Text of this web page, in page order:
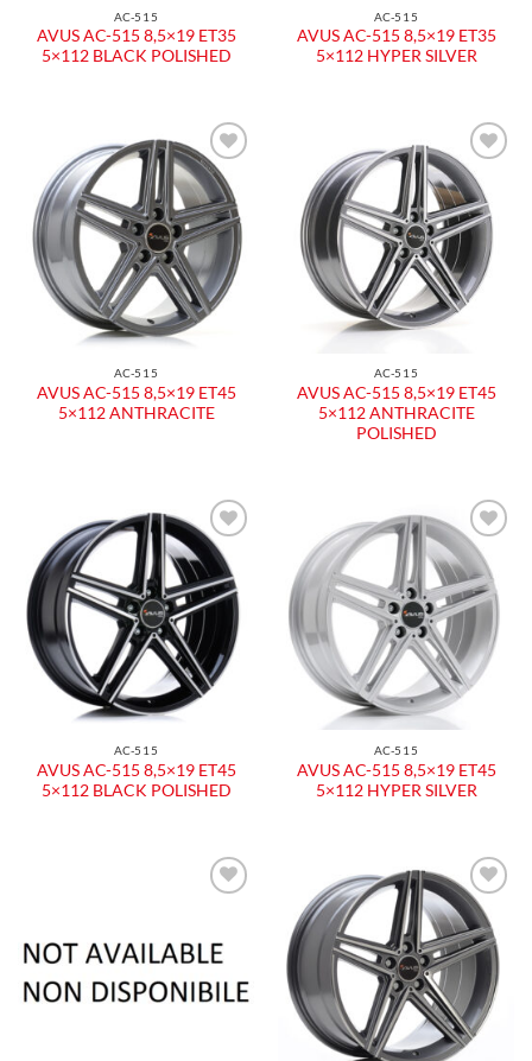
AC-515
AVUS AC-515 8,5×19 ET35
5×112 BLACK POLISHED
AC-515
AVUS AC-515 8,5×19 ET35
5×112 HYPER SILVER
Aggiungi
alla lista
dei
desideri
AC-515
AVUS AC-515 8,5×19 ET45
5×112 ANTHRACITE
Aggiungi
alla lista
dei
desideri
AC-515
AVUS AC-515 8,5×19 ET45
5×112 ANTHRACITE
POLISHED
Aggiungi
alla lista
dei
desideri
AC-515
AVUS AC-515 8,5×19 ET45
5×112 BLACK POLISHED
Aggiungi
alla lista
dei
desideri
AC-515
AVUS AC-515 8,5×19 ET45
5×112 HYPER SILVER
dei
desideri
Aggiungi
alla lista
dei
desideri